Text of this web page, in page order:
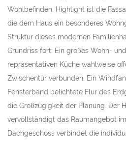
Wohlbefinden. Highlight ist die
die dem Haus ein besonderes
Struktur dieses modernen
Grundriss fort: Ein großes Wohn-
repräsentativen Küche wahlweise
Zwischentür verbunden. Ein
Fensterband belichtete Flur des
die Großzügigkeit der Planung. Der
vervollständigt das Raumangebot
Dachgeschoss verbindet die